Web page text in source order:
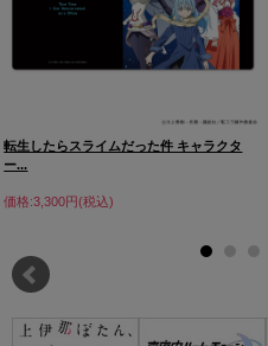
転生したらスライムだった件 キャラクタ
ー...
価格:3,300円(税込)